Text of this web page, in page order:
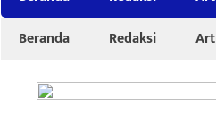
Beranda
Redaksi